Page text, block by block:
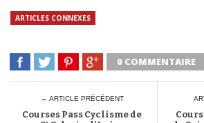
ARTICLES CONNEXES
0 COMMENTAIRE
← ARTICLE PRÉCÉDENT
Courses Pass Cyclisme de